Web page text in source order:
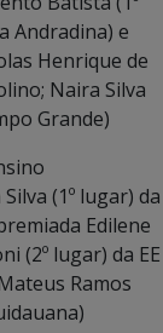
Andradina) e
Henrique de
Naira Silva
Grande)
(1º lugar) da
Edilene
(2º lugar) da EE
Ramos